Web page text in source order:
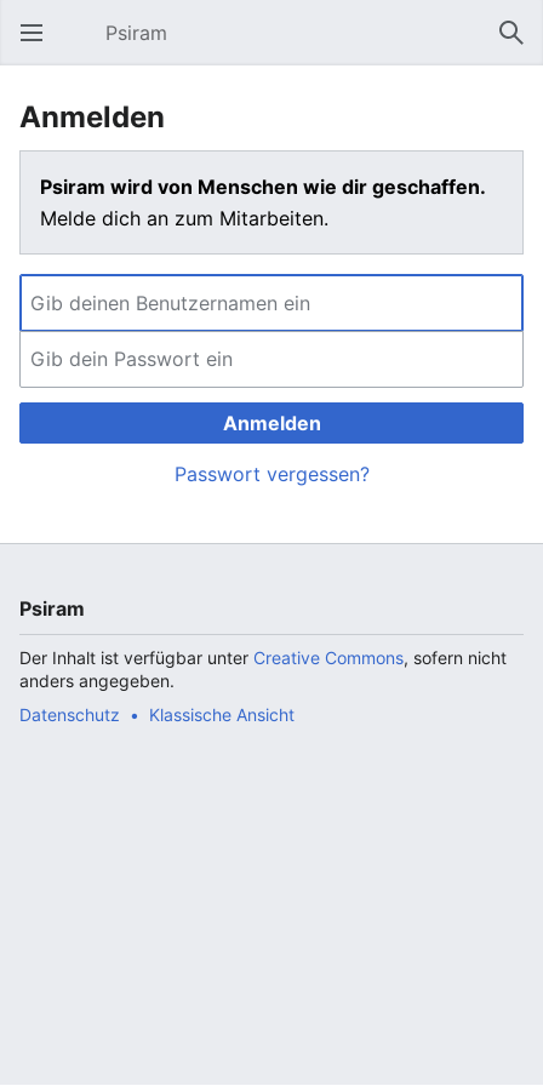
Hauptmenü öffnen Psiram
Anmelden
Psiram wird von Menschen wie dir geschaffen.
Melde dich an zum Mitarbeiten.
Anmelden
Passwort vergessen?
Psiram
Der Inhalt ist verfügbar unter Creative Commons, sofern nicht
anders angegeben.
Datenschutz
Klassische Ansicht